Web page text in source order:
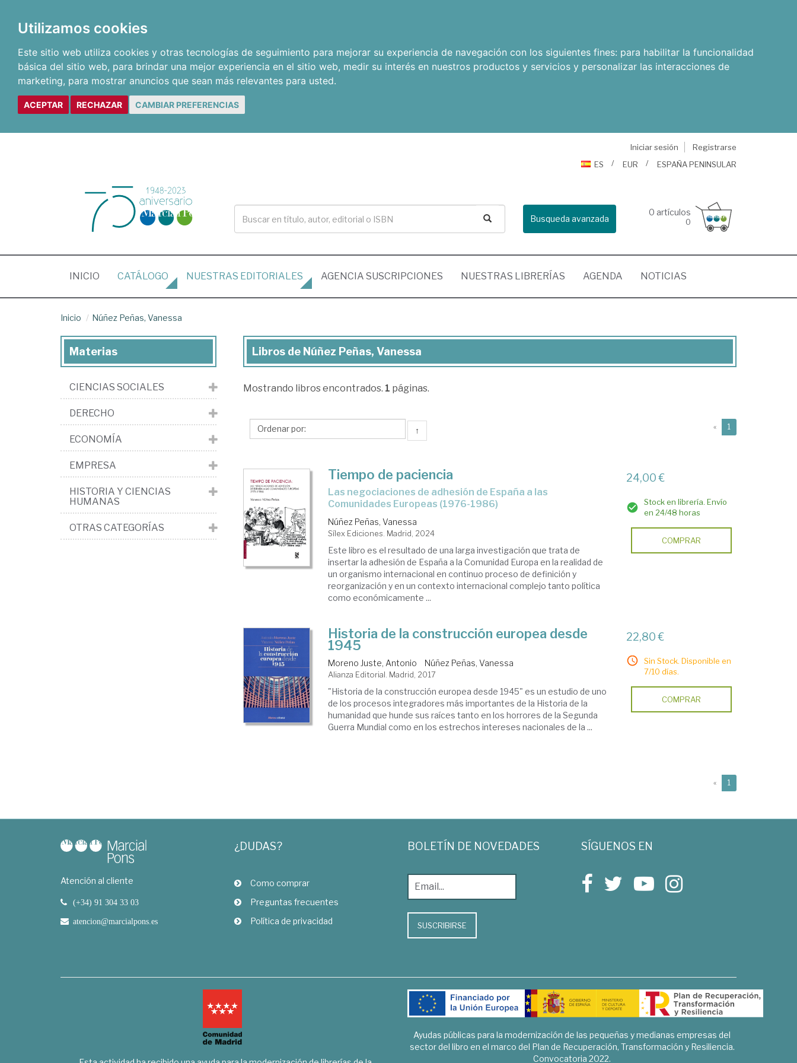
Utilizamos cookies
Este sitio web utiliza cookies y otras tecnologías de seguimiento para mejorar su experiencia de navegación con los siguientes fines: para habilitar la funcionalidad
básica del sitio web, para brindar una mejor experiencia en el sitio web, medir su interés en nuestros productos y servicios y personalizar las interacciones de
marketing, para mostrar anuncios que sean más relevantes para usted.
ACEPTAR RECHAZAR CAMBIAR PREFERENCIAS
Iniciar sesión
Registrarse
ES
EUR ESPAÑA PENINSULAR
Busqueda avanzada
0 artículos
0
INICIO (CURRENT)
CATÁLOGO NUESTRAS EDITORIALES AGENCIA SUSCRIPCIONES NUESTRAS LIBRERÍAS AGENDA NOTICIAS
Inicio Núñez Peñas, Vanessa
Libros
Núñez
Vanessa
Libros de Núñez Peñas, Vanessa
Mostrando libros encontrados. 1 páginas.
↑ « 1
Tiempo de paciencia
las negociaciones de adhesión de España a las
Comunidades Europeas (1976-1986)
Núñez Peñas, Vanessa
Sílex Ediciones. Madrid, 2024
Este libro es el resultado de una larga investigación que trata de
insertar la adhesión de España a la Comunidad Europa en la realidad de
un organismo internacional en continuo proceso de definición y
reorganización y en un contexto internacional complejo tanto política
como económicamente ...
24,00 €
Stock en librería. Envío
en 24/48 horas
COMPRAR
Historia de la construcción europea desde
1945
Moreno Juste, Antonio Núñez Peñas, Vanessa
Alianza Editorial. Madrid, 2017
"Historia de la construcción europea desde 1945" es un estudio de uno
de los procesos integradores más importantes de la Historia de la
humanidad que hunde sus raíces tanto en los horrores de la Segunda
Guerra Mundial como en los estrechos intereses nacionales de la ...
22,80 €
Sin Stock. Disponible en
7/10 días.
COMPRAR
« 1
Materias
CIENCIAS SOCIALES
DERECHO
ECONOMÍA
EMPRESA
HISTORIA Y CIENCIAS
HUMANAS
OTRAS CATEGORÍAS
Atención al cliente
(+34) 91 304 33 03
atencion@marcialpons.es
¿DUDAS?
Como comprar
Preguntas frecuentes
Política de privacidad
BOLETÍN DE NOVEDADES
SUSCRIBIRSE
SÍGUENOS EN
Ayudas públicas para la modernización de las pequeñas y medianas empresas del
sector del libro en el marco del Plan de Recuperación, Transformación y Resiliencia.
Convocatoria 2022.